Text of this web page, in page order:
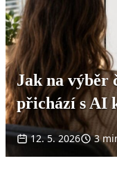
Jak na výběr
přichází s AI
12. 5. 2026 3